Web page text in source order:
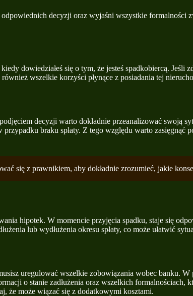
decyzji oraz wyjaśni wszystkie formalności
dowiedziałeś się o tym, że jesteś spadkobiercą. Jeśli
wszelkie korzyści płynące z posiadania tej
decyzji warto dokładnie przeanalizować swoją
braku spłaty. Z tego względu warto zasięgnąć
się z prawnikiem, aby dokładnie zrozumieć, jakie
hipotek. W momencie przyjęcia spadku, staje się
lub wydłużenia okresu spłaty, co może ułatwić
uregulować wszelkie zobowiązania wobec banku.
o stanie zadłużenia oraz wszelkich formalnościach,
że może wiązać się z dodatkowymi kosztami.